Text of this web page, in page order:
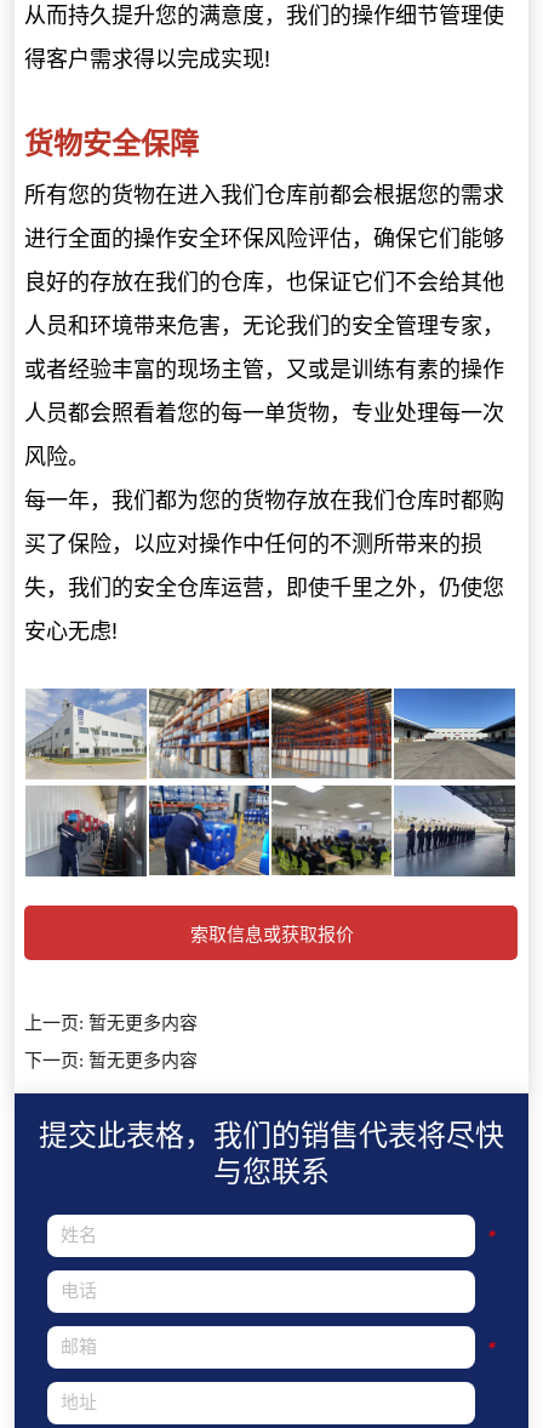
从而持久提升您的满意度， 我们的操作细节管理使
得客户需求得以完成实现!
货物安全保障
所有您的货物在进入我们仓库前都会根据您的需求
进行全面的操作安全环保风险评估，确保它们能够
良好的存放在我们的仓库，也保证它们不会给其他
人员和环境带来危害， 无论我们的安全管理专家，
或者经验丰富的现场主管，又或是训练有素的操作
人员都会照看着您的每一单货物，专业处理每一次
风险。
每一年，我们都为您的货物存放在我们仓库时都购
买了保险，以应对操作中任何的不测所带来的损
失， 我们的安全仓库运营，即使千里之外，仍使您
安心无虑!
索取信息或获取报价
上一页: 暂无更多内容
下一页: 暂无更多内容
提交此表格，我们的销售代表将尽快
与您联系
*
*